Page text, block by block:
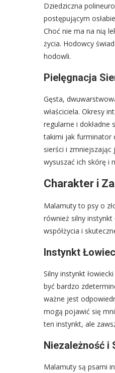
Dziedziczna
postępującym
Choć nie ma na nią
życia. Hodowcy
hodowli.
Pielęgnacja
Gęsta,
właściciela. Okresy
regularne i dokładne
takimi jak furminator
sierści i
wysuszać ich skórę i
Charakter i
Malamuty to psy o
również silny
współżycia i
Instynkt
Silny instynkt
być bardzo
ważne jest
mogą pojawić się
ten instynkt, ale
Niezależność i
Malamuty są psami